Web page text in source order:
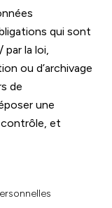
qui sont
par la loi,
ou d’archivage
une
et